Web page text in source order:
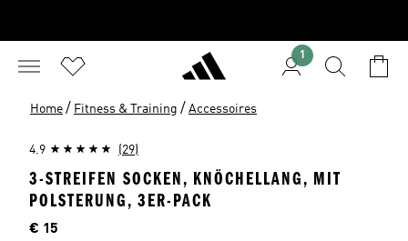
1
Home / Fitness & Training / Accessoires
4.9 (29)
3-STREIFEN SOCKEN, KNÖCHELLANG, MIT
POLSTERUNG, 3ER-PACK
Preis
€ 15